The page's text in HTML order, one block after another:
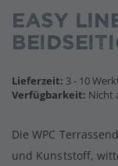
Anfang
der
Bildgalerie
Easy
Lieferzeit: 3 - 10
Verfügbarkeit: Nicht
Die WPC
und Kunststoff,